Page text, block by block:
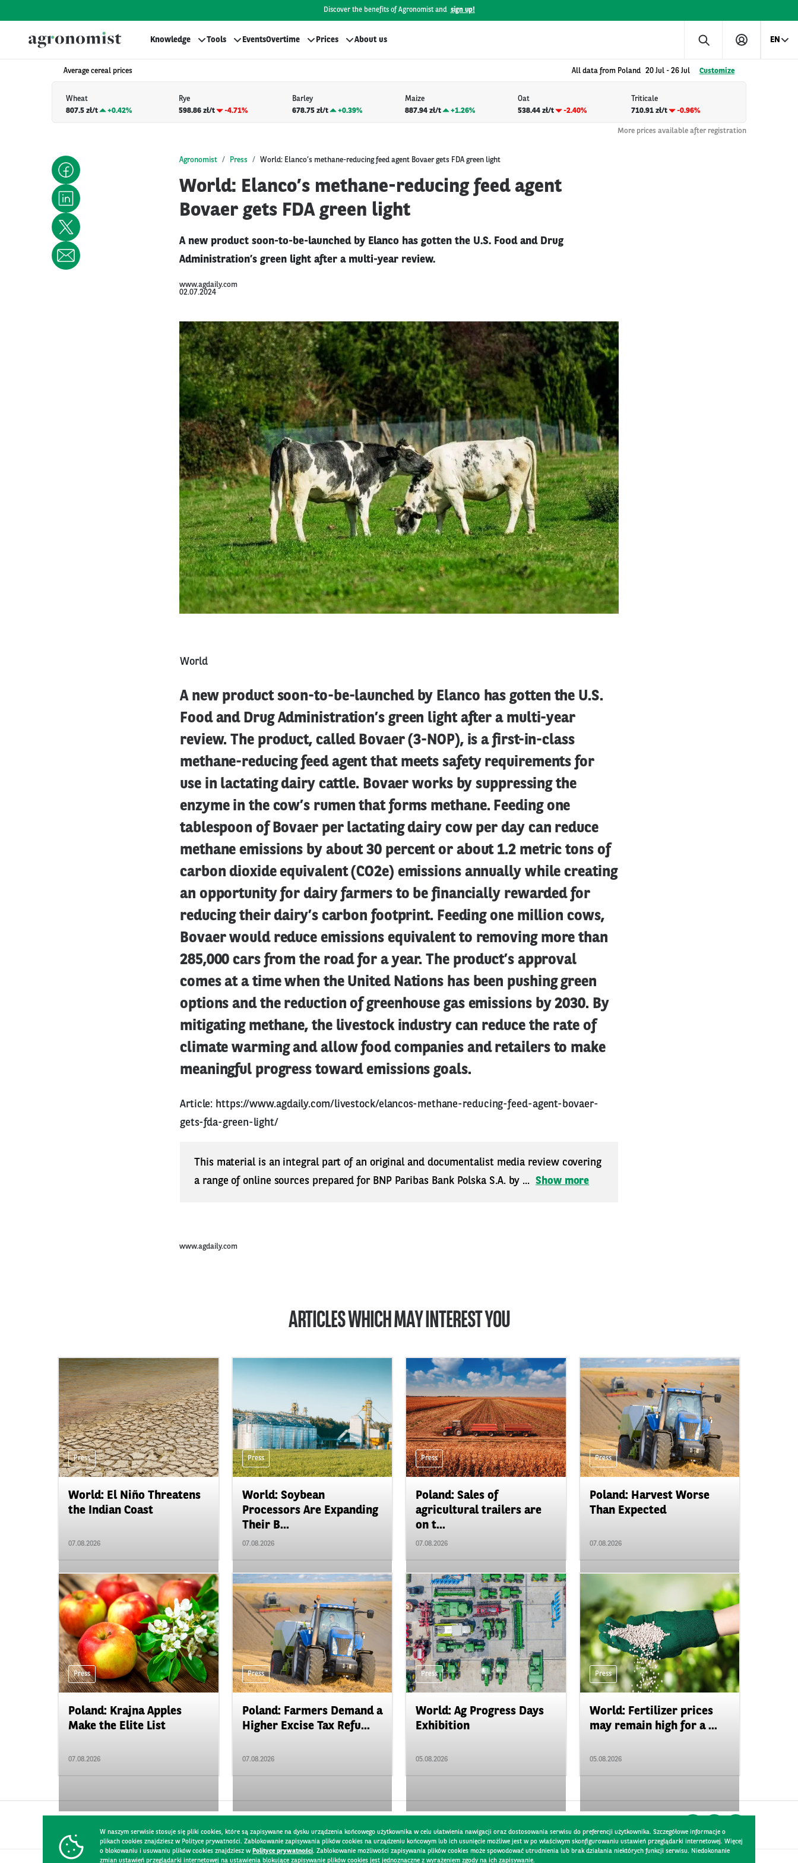
Discover the benefits of Agronomist and sign up!
Knowledge Tools EventsOvertime Prices About us EN
Average cereal prices All data from Poland 20 Jul - 26 Jul Customize
Wheat
807.5 zł/t
+0.42%
Rye
598.86 zł/t
-4.71%
Barley
678.75 zł/t
+0.39%
Maize
887.94 zł/t
+1.26%
Oat
538.44 zł/t
-2.40%
Triticale
710.91 zł/t
-0.96%
More prices available after registration
Agronomist Press World: Elanco’s methane-reducing feed agent Bovaer gets FDA green light
World: Elanco’s methane-reducing feed agent
Bovaer gets FDA green light
A new product soon-to-be-launched by Elanco has gotten the U.S. Food and Drug
Administration’s green light after a multi-year review.
www.agdaily.com
02.07.2024
World
A new product soon-to-be-launched by Elanco has gotten the U.S.
Food and Drug Administration’s green light after a multi-year
review. The product, called Bovaer (3-NOP), is a first-in-class
methane-reducing feed agent that meets safety requirements for
use in lactating dairy cattle. Bovaer works by suppressing the
enzyme in the cow’s rumen that forms methane. Feeding one
tablespoon of Bovaer per lactating dairy cow per day can reduce
methane emissions by about 30 percent or about 1.2 metric tons of
carbon dioxide equivalent (CO2e) emissions annually while creating
an opportunity for dairy farmers to be financially rewarded for
reducing their dairy’s carbon footprint. Feeding one million cows,
Bovaer would reduce emissions equivalent to removing more than
285,000 cars from the road for a year. The product’s approval
comes at a time when the United Nations has been pushing green
options and the reduction of greenhouse gas emissions by 2030. By
mitigating methane, the livestock industry can reduce the rate of
climate warming and allow food companies and retailers to make
meaningful progress toward emissions goals.
Article: https://www.agdaily.com/livestock/elancos-methane-reducing-feed-agent-bovaer-
gets-fda-green-light/
This material is an integral part of an original and documentalist media review covering
a range of online sources prepared for BNP Paribas Bank Polska S.A. by ... Show more
www.agdaily.com
ARTICLES WHICH MAY INTEREST YOU
Press
World: El Niño Threatens
the Indian Coast
07.08.2026
Press
World: Soybean
Processors Are Expanding
Their B...
07.08.2026
Press
Poland: Sales of
agricultural trailers are
on t...
07.08.2026
Press
Poland: Harvest Worse
Than Expected
07.08.2026
Press
Poland: Krajna Apples
Make the Elite List
07.08.2026
Press
Poland: Farmers Demand a
Higher Excise Tax Refu...
07.08.2026
Press
World: Ag Progress Days
Exhibition
05.08.2026
Press
World: Fertilizer prices
may remain high for a ...
05.08.2026
W naszym serwisie stosuje się pliki cookies, które są zapisywane na dysku urządzenia końcowego użytkownika w celu ułatwienia nawigacji oraz dostosowania serwisu do preferencji użytkownika. Szczegółowe informacje o
plikach cookies znajdziesz w Polityce prywatności. Zablokowanie zapisywania plików cookies na urządzeniu końcowym lub ich usunięcie możliwe jest w po właściwym skonfigurowaniu ustawień przeglądarki internetowej. Więcej
o blokowaniu i usuwaniu plików cookies znajdziesz w Polityce prywatności. Zablokowanie możliwości zapisywania plików cookies może spowodować utrudnienia lub brak działania niektórych funkcji serwisu. Niedokonanie
zmian ustawień przeglądarki internetowej na ustawienia blokujące zapisywanie plików cookies jest jednoznaczne z wyrażeniem zgody na ich zapisywanie.